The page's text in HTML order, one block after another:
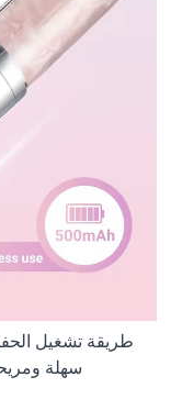
طريقة تشغيل
سهلة